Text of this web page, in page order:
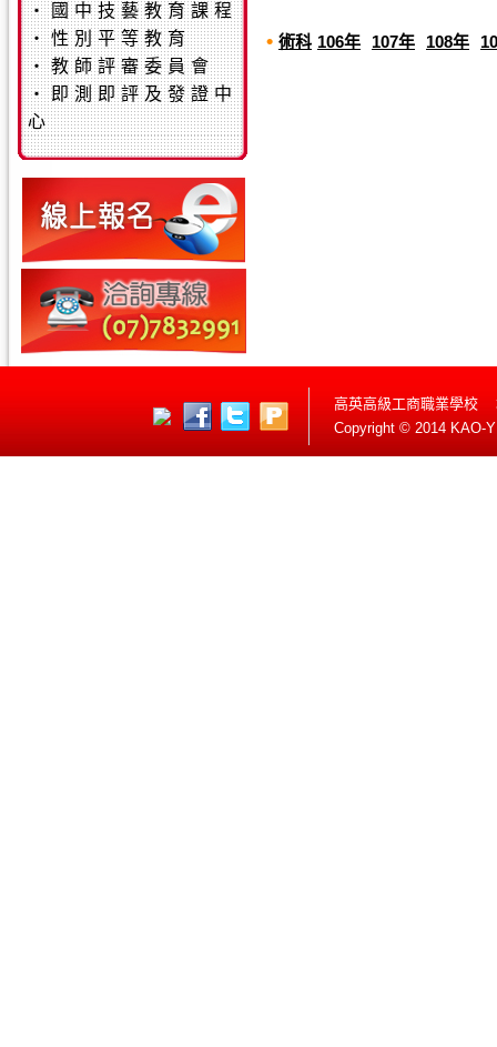
‧國中技藝教育課程
‧性別平等教育
‧教師評審委員會
‧即測即評及發證中
心
• 術科 106年 107年 108年
高英高級工商職業學校
Copyright © 2014 KAO-